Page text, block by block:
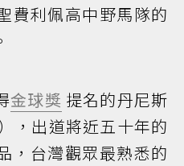
費利佩高中野馬隊的
金球獎 提名的丹尼斯
，出道將近五十年的
，台灣觀眾最熟悉的